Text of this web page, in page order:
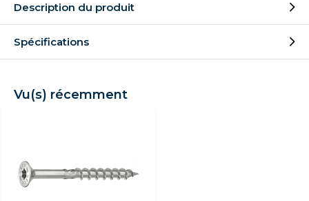
Description du produit
Spécifications
Vu(s) récemment